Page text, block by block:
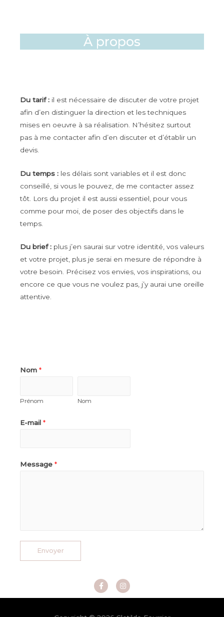
À propos
Du tarif : il est nécessaire de discuter de votre projet
afin d’en distinguer la direction et les techniques
mises en oeuvre à sa réalisation. N’hésitez surtout
pas à me contacter afin d’en discuter et d’établir un
devis.
Du temps : les délais sont variables et il est donc
conseillé, si vous le pouvez, de me contacter assez
tôt. Lors du projet il est aussi essentiel, pour vous
comme pour moi, de poser des objectifs dans le
temps.
Du brief : plus j’en saurai sur votre identité, vos valeurs
et votre projet, plus je serai en mesure de répondre à
votre besoin. Précisez vos envies, vos inspirations, ou
encore ce que vous ne voulez pas, j’y aurai une oreille
attentive.
Nom *
Prénom Nom
E-mail *
Message *
Envoyer